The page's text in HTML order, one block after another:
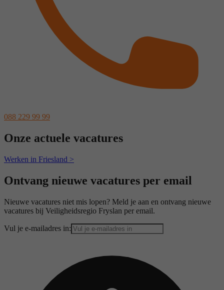
088 229 99 99
Onze actuele vacatures
Werken in Friesland >
Ontvang nieuwe vacatures per email
Nieuwe vacatures niet mis lopen? Meld je aan en ontvang nieuwe
vacatures bij Veiligheidsregio Fryslan per email.
Vul je e-mailadres in: